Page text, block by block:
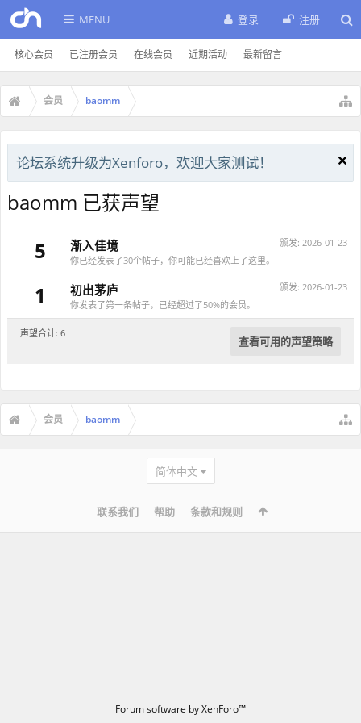
MENU
核心会员 已注册会员 在线会员 近期活动 最新留言
登录 注册
会员 baomm
论坛系统升级为Xenforo，欢迎大家测试！
baomm 已获声望
5
颁发: 2026-01-23
渐入佳境
你已经发表了30个帖子，你可能已经喜欢上了这里。
1 颁发: 2026-01-23
初出茅庐
你发表了第一条帖子，已经超过了50%的会员。
声望合计: 6
查看可用的声望策略
会员 baomm
简体中文
联系我们 帮助 条款和规则
Forum software by XenForo™